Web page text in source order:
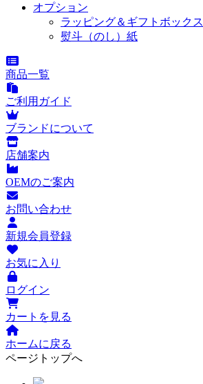
オプション
ラッピング＆ギフトボックス
熨斗（のし）紙
商品一覧
ご利用ガイド
ブランドについて
店舗案内
OEMのご案内
お問い合わせ
新規会員登録
お気に入り
ログイン
カートを見る
ホームに戻る
ページトップへ